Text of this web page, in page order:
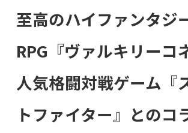
至高のハイファンタジ
RPG『ヴァルキリーコ
人気格闘対戦ゲーム『
トファイター』とのコ